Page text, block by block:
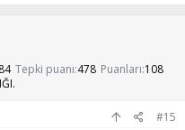
Tepki puanı 478 Puanları 108
#15